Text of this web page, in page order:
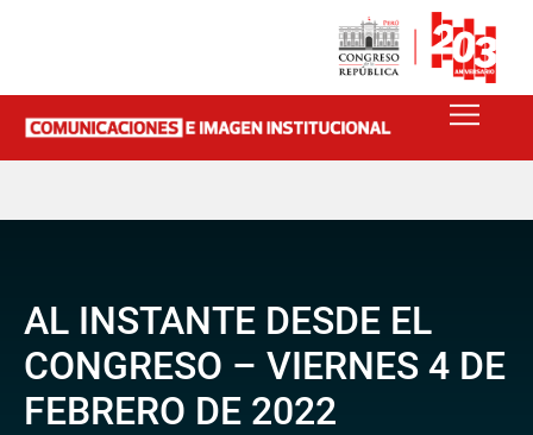
AL INSTANTE DESDE EL
CONGRESO – VIERNES 4 DE
FEBRERO DE 2022